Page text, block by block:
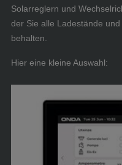
Solarreglern und
der Sie alle Ladestände
behalten.
Hier eine kleine Auswahl: